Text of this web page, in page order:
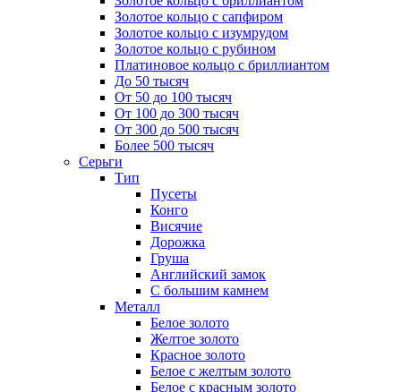
Золотое кольцо с сапфиром
Золотое кольцо с изумрудом
Золотое кольцо с рубином
Платиновое кольцо с бриллиантом
До 50 тысяч
От 50 до 100 тысяч
От 100 до 300 тысяч
От 300 до 500 тысяч
Более 500 тысяч
Серьги
Тип
Пусеты
Конго
Висячие
Дорожка
Груша
Английский замок
С большим камнем
Металл
Белое золото
Желтое золото
Красное золото
Белое с желтым золото
Белое с красным золото